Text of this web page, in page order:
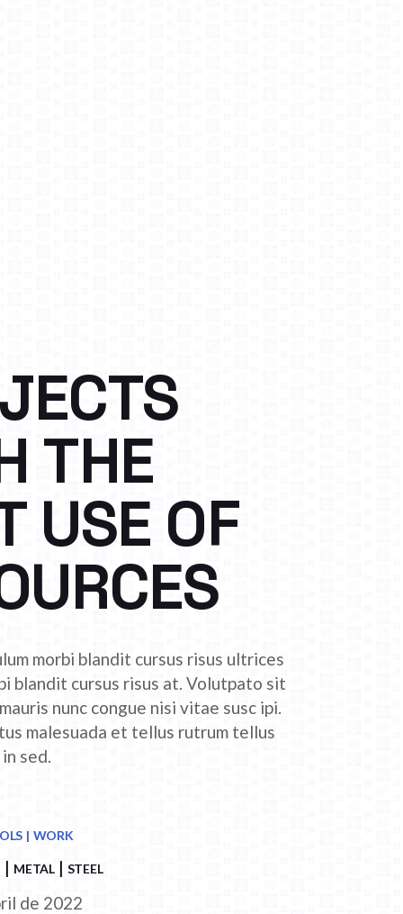
THE
USE OF
morbi blandit cursus risus ultrices
blandit cursus risus at. Volutpato sit
nunc congue nisi vitae susc ipi.
malesuada et tellus rutrum tellus
sed.
WORK
METAL STEEL
de 2022